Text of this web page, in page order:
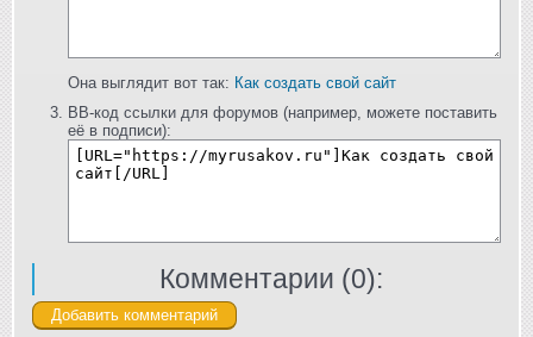
Она выглядит вот так: Как создать свой сайт
BB-код ссылки для форумов (например, можете поставить
её в подписи):
Комментарии (0):